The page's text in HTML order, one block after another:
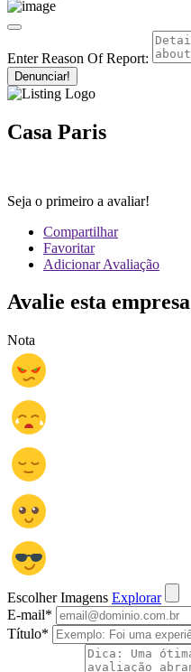
Enter Reason Of Report:
Denunciar!
Casa Paris
Seja o primeiro a avaliar!
Compartilhar
Favoritar
Adicionar Avaliação
Avalie esta empresa
Nota
Escolher Imagens Explorar
E-mail*
Título*